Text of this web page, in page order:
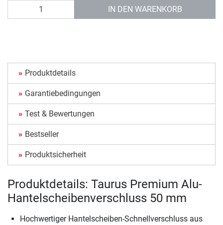
IN DEN WARENKORB
Produktdetails
Garantiebedingungen
Test & Bewertungen
Bestseller
Produktsicherheit
Produktdetails: Taurus Premium Alu-
Hantelscheibenverschluss 50 mm
Hochwertiger Hantelscheiben-Schnellverschluss aus